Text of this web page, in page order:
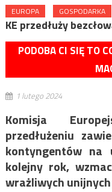
EUROPA GOSPODARKA
KE przedłuży
PODOBA CI SIĘ TO
1 lutego 2024
Komisja
przedłużeniu
kontyngentów na
kolejny rok,
wrażliwych